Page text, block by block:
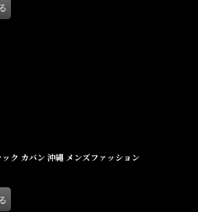
ク カバン 沖縄 メンズファッション